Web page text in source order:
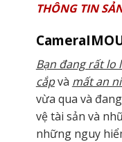
THÔNG TIN
Bạn đang rất
cắpvà mất an
vừa qua và
vệ tài sản và
những nguy